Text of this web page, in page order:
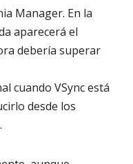
Manager. En la
aparecerá el
debería superar
cuando VSync está
desde los